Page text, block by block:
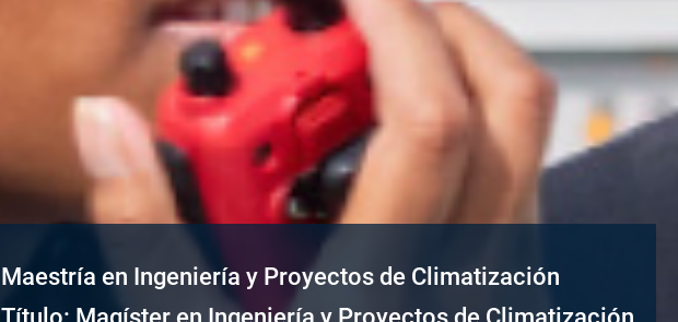
Maestría en Ingeniería y Proyectos de Climatización